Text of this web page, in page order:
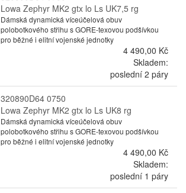
Lowa Zephyr MK2 gtx lo Ls UK7,5 rg
Dámská dynamická víceúčelová obuv
polobotkového střihu s GORE-texovou podšívkou
pro běžné i elitní vojenské jednotky
4 490,00 Kč
Skladem:
poslední 2 páry
320890D64 0750
Lowa Zephyr MK2 gtx lo Ls UK8 rg
Dámská dynamická víceúčelová obuv
polobotkového střihu s GORE-texovou podšívkou
pro běžné i elitní vojenské jednotky
4 490,00 Kč
Skladem:
poslední 1 páry